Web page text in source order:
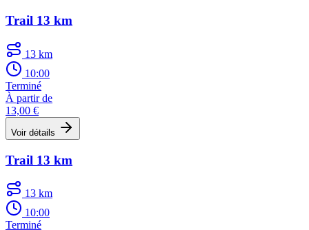
Trail 13 km
13 km
10:00
Terminé
À partir de
13,00 €
Voir détails
Trail 13 km
13 km
10:00
Terminé